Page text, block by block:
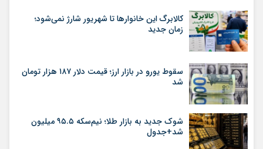
کالابرگ این خانوارها تا شهریور شارژ نمی‌شود؛
زمان جدید
سقوط یورو در بازار ارز؛ قیمت دلار ۱۸۷ هزار تومان
شد
شوک جدید به بازار طلا؛ نیم‌سکه ۹۵.۵ میلیون
شد+جدول